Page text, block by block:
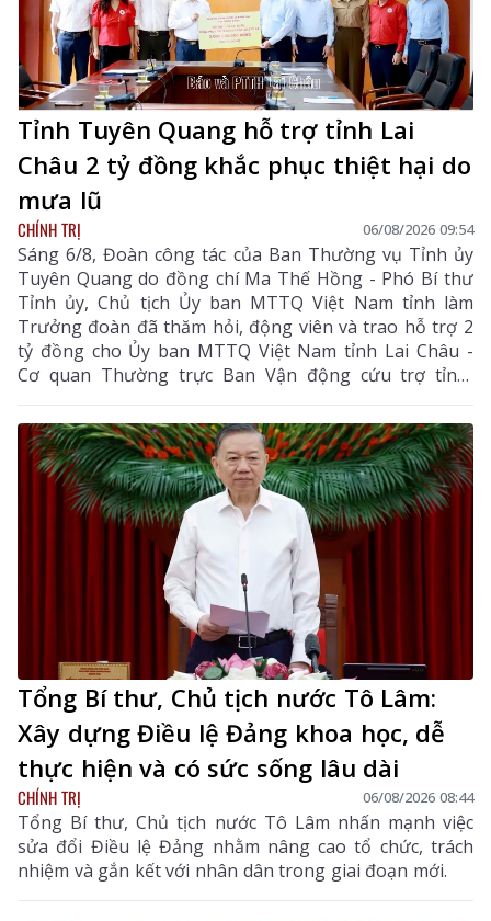
Tỉnh Tuyên Quang hỗ trợ tỉnh Lai
Châu 2 tỷ đồng khắc phục thiệt hại do
mưa lũ
CHÍNH TRỊ 06/08/2026 09:54
Sáng 6/8, Đoàn công tác của Ban Thường vụ Tỉnh ủy
Tuyên Quang do đồng chí Ma Thế Hồng - Phó Bí thư
Tỉnh ủy, Chủ tịch Ủy ban MTTQ Việt Nam tỉnh làm
Trưởng đoàn đã thăm hỏi, động viên và trao hỗ trợ 2
tỷ đồng cho Ủy ban MTTQ Việt Nam tỉnh Lai Châu -
Cơ quan Thường trực Ban Vận động cứu trợ tỉnh,
nhằm giúp nhân dân khắc phục hậu quả thiên tai, mưa
lũ, sạt lở đất, sớm ổn định cuộc sống.
Tổng Bí thư, Chủ tịch nước Tô Lâm:
Xây dựng Điều lệ Đảng khoa học, dễ
thực hiện và có sức sống lâu dài
CHÍNH TRỊ 06/08/2026 08:44
Tổng Bí thư, Chủ tịch nước Tô Lâm nhấn mạnh việc
sửa đổi Điều lệ Đảng nhằm nâng cao tổ chức, trách
nhiệm và gắn kết với nhân dân trong giai đoạn mới.